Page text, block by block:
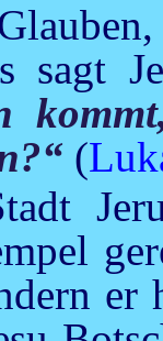
sagt
(